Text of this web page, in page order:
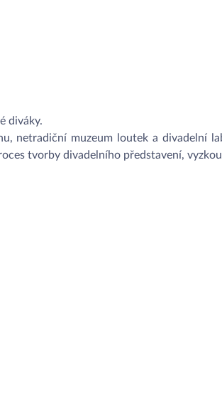
diváky.
netradiční muzeum loutek a divadelní
tvorby divadelního představení,